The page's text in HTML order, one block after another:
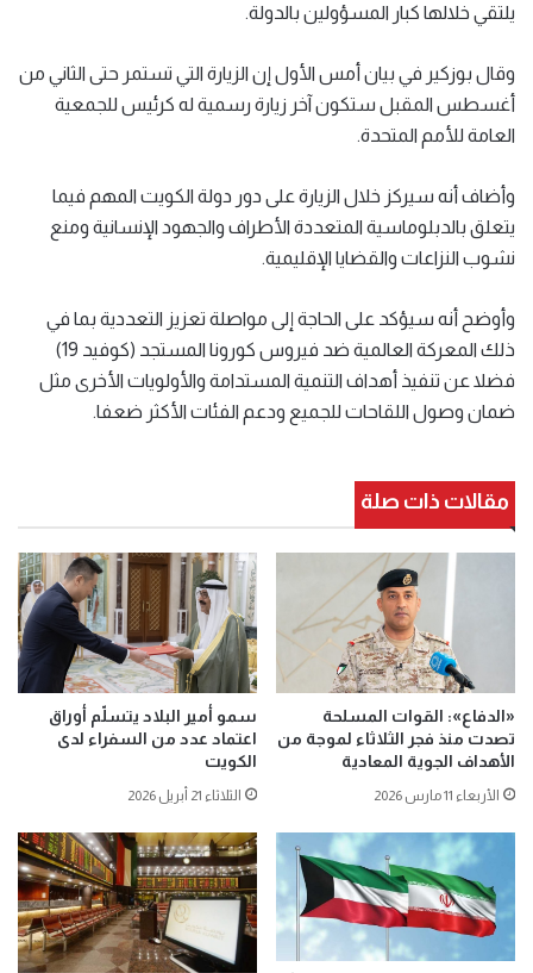
يلتقي خلالها كبار المسؤولين بالدولة.
وقال بوزكير في بيان أمس الأول إن الزيارة التي تستمر حتى الثاني من
أغسطس المقبل ستكون آخر زيارة رسمية له كرئيس للجمعية
العامة للأمم المتحدة.
وأضاف أنه سيركز خلال الزيارة على دور دولة الكويت المهم فيما
يتعلق بالدبلوماسية المتعددة الأطراف والجهود الإنسانية ومنع
نشوب النزاعات والقضايا الإقليمية.
وأوضح أنه سيؤكد على الحاجة إلى مواصلة تعزيز التعددية بما في
ذلك المعركة العالمية ضد فيروس كورونا المستجد (كوفيد 19)
فضلا عن تنفيذ أهداف التنمية المستدامة والأولويات الأخرى مثل
ضمان وصول اللقاحات للجميع ودعم الفئات الأكثر ضعفا.
مقالات ذات صلة
«الدفاع»: القوات المسلحة
تصدت منذ فجر الثلاثاء لموجة من
الأهداف الجوية المعادية
الأربعاء 11 مارس 2026
سمو أمير البلاد يتسلّم أوراق
اعتماد عدد من السفراء لدى
الكويت
الثلاثاء 21 أبريل 2026